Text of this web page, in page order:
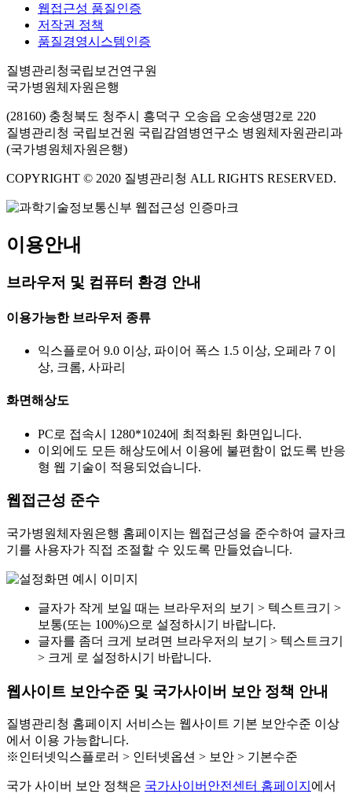
웹접근성 품질인증
저작권 정책
품질경영시스템인증
질병관리청국립보건연구원
국가병원체자원은행
(28160) 충청북도 청주시 흥덕구 오송읍 오송생명2로 220
질병관리청 국립보건원 국립감염병연구소 병원체자원관리과
(국가병원체자원은행)
COPYRIGHT © 2020 질병관리청 ALL RIGHTS RESERVED.
이용안내
브라우저 및 컴퓨터 환경 안내
이용가능한 브라우저 종류
익스플로어 9.0 이상, 파이어 폭스 1.5 이상, 오페라 7 이
상, 크롬, 사파리
화면해상도
PC로 접속시 1280*1024에 최적화된 화면입니다.
이외에도 모든 해상도에서 이용에 불편함이 없도록 반응
형 웹 기술이 적용되었습니다.
웹접근성 준수
국가병원체자원은행 홈페이지는 웹접근성을 준수하여 글자크
기를 사용자가 직접 조절할 수 있도록 만들었습니다.
글자가 작게 보일 때는 브라우저의 보기 > 텍스트크기 >
보통(또는 100%)으로 설정하시기 바랍니다.
글자를 좀더 크게 보려면 브라우저의 보기 > 텍스트크기
> 크게 로 설정하시기 바랍니다.
웹사이트 보안수준 및 국가사이버 보안 정책 안내
질병관리청 홈페이지 서비스는 웹사이트 기본 보안수준 이상
에서 이용 가능합니다.
※인터넷익스플로러 > 인터넷옵션 > 보안 > 기본수준
국가 사이버 보안 정책은 국가사이버안전센터 홈페이지 에서